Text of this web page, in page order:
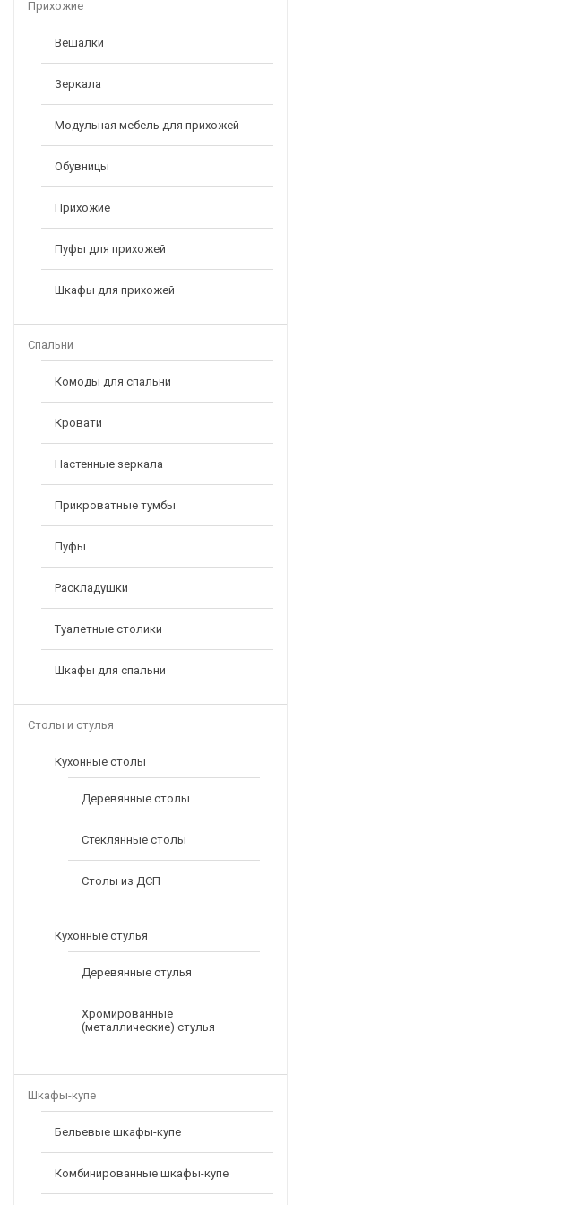
Прихожие
Вешалки
Зеркала
Модульная мебель для прихожей
Обувницы
Прихожие
Пуфы для прихожей
Шкафы для прихожей
Спальни
Комоды для спальни
Кровати
Настенные зеркала
Прикроватные тумбы
Пуфы
Раскладушки
Туалетные столики
Шкафы для спальни
Столы и стулья
Кухонные столы
Деревянные столы
Стеклянные столы
Столы из ДСП
Кухонные стулья
Деревянные стулья
Хромированные
(металлические) стулья
Шкафы-купе
Бельевые шкафы-купе
Комбинированные шкафы-купе